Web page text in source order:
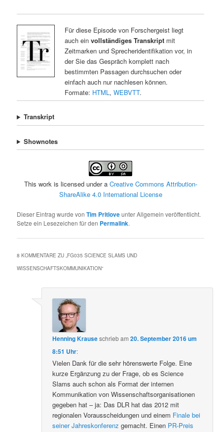
Für diese Episode von Forschergeist liegt
auch ein vollständiges Transkriptmit
Zeitmarken und Sprecheridentifikation vor, in
der Sie das Gespräch komplett nach
bestimmten Passagen durchsuchen oder
einfach auch nur nachlesen können.
Formate: HTML , WEBVTT.
Transkript
Shownotes
This work is licensed under a Creative Commons Attribution-
ShareAlike 4.0 International License
Dieser Eintrag wurde vonTim Pritloveunter Allgemein veröffentlicht.
Setze ein Lesezeichen für den Permalink.
8 KOMMENTARE ZU „FG035 SCIENCE SLAMS UND
WISSENSCHAFTSKOMMUNIKATION“
Henning Krauseschriebam20. September 2016 um
8:51 Uhr:
Vielen Dank für die sehr hörenswerte Folge. Eine
kurze Ergänzung zu der Frage, ob es Science
Slams auch schon als Format der internen
Kommunikation von Wissenschaftsorganisationen
gegeben hat – ja: Das DLR hat das 2012 mit
regionalen Vorausscheidungen und einem Finale bei
seiner Jahreskonferenz gemacht. Einen PR-Preis